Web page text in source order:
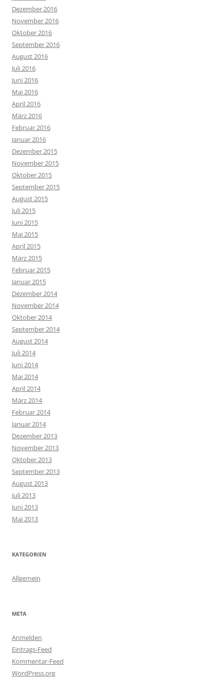
Dezember 2016
November 2016
Oktober 2016
September 2016
August 2016
Juli 2016
Juni 2016
Mai 2016
April 2016
März 2016
Februar 2016
Januar 2016
Dezember 2015
November 2015
Oktober 2015
September 2015
August 2015
Juli 2015
Juni 2015
Mai 2015
April 2015
März 2015
Februar 2015
Januar 2015
Dezember 2014
November 2014
Oktober 2014
September 2014
August 2014
Juli 2014
Juni 2014
Mai 2014
April 2014
März 2014
Februar 2014
Januar 2014
Dezember 2013
November 2013
Oktober 2013
September 2013
August 2013
Juli 2013
Juni 2013
Mai 2013
KATEGORIEN
Allgemein
META
Anmelden
Eintrags-Feed
Kommentar-Feed
WordPress.org